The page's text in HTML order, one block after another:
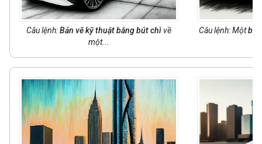
Câu lệnh:Bản vẽ kỹ thuật bằng bút chì về
một...
Câu lệnh: Một